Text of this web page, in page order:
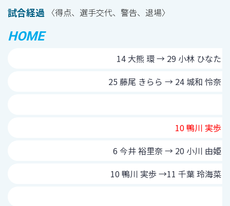
試合経過 〈得点、選手交代、警告、退場〉
HOME
14 大熊 環 → 29 小林 ひなた
25 藤尾 きらら → 24 城和 怜奈
10 鴨川 実歩
6 今井 裕里奈 → 20 小川 由姫
10 鴨川 実歩 →11 千葉 玲海菜